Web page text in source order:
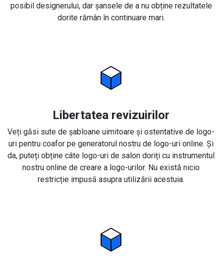
posibil designerului, dar șansele de a nu obține rezultatele
dorite rămân în continuare mari.
Libertatea revizuirilor
Veți găsi sute de șabloane uimitoare și ostentative de logo-
uri pentru coafor pe generatorul nostru de logo-uri online. Și
da, puteți obține câte logo-uri de salon doriți cu instrumentul
nostru online de creare a logo-urilor. Nu există nicio
restricție impusă asupra utilizării acestuia.